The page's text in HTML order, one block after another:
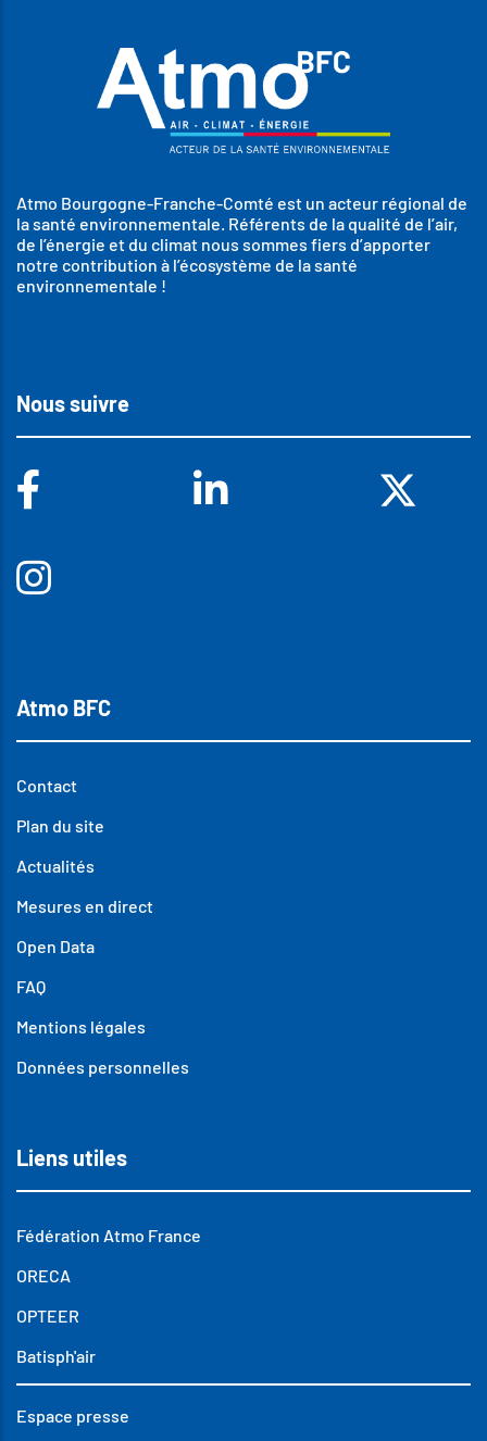
Atmo Bourgogne-Franche-Comté est un acteur régional de
la santé environnementale. Référents de la qualité de l’air,
de l’énergie et du climat nous sommes fiers d’apporter
notre contribution à l’écosystème de la santé
environnementale !
Nous suivre
Atmo BFC
Contact
Plan du site
Actualités
Mesures en direct
Open Data
FAQ
Mentions légales
Données personnelles
Liens utiles
Fédération Atmo France
ORECA
OPTEER
Batisph'air
Espace presse